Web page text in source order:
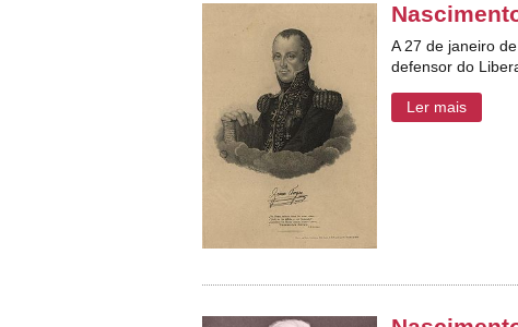
A 27 de janeiro
defensor do
Ler mais